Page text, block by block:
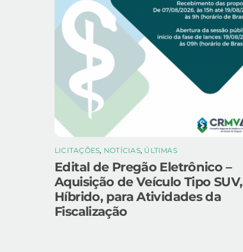
LICITAÇÕES, NOTÍCIAS, ÚLTIMAS
Edital de Pregão Eletrônico –
Aquisição de Veículo Tipo SUV,
Híbrido, para Atividades da
Fiscalização